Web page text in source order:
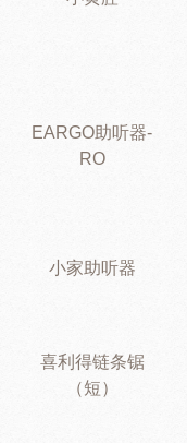
EARGO助听器-
RO
小家助听器
喜利得链条锯
（短）